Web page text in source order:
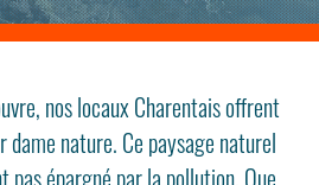
nos locaux Charentais offrent
dame nature. Ce paysage naturel
pas épargné par la pollution. Que